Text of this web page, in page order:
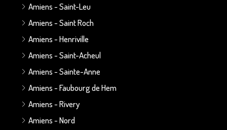
Amiens - Saint-Leu
Amiens - Saint Roch
Amiens - Henriville
Amiens - Saint-Acheul
Amiens - Sainte-Anne
Amiens - Faubourg de Hem
Amiens - Rivery
Amiens - Nord